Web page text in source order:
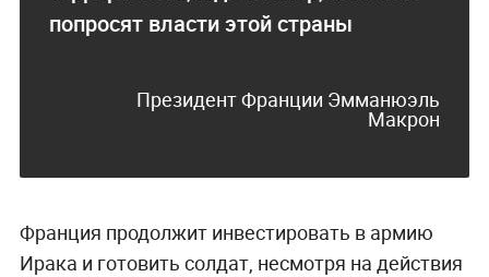
попросят власти этой страны
Президент Франции Эмманюэль
Макрон
Франция продолжит инвестировать в армию
Ирака и готовить солдат, несмотря на действия